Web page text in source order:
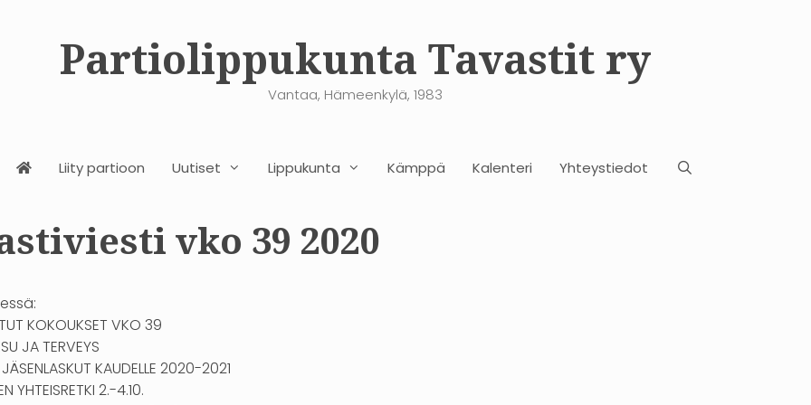
Partiolippukunta Tavastit ry
Vantaa, Hämeenkylä, 1983
Liity partioon Uutiset Lippukunta Kämppä Kalenteri Yhteystiedot
vko 39 2020
KOKOUKSET VKO 39
JA TERVEYS
KAUDELLE 2020-2021
YHTEISRETKI 2.-4.10.